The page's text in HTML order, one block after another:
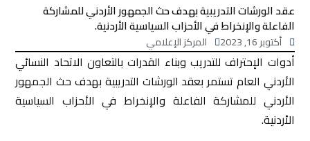
عقد الورشات التدريبية بهدف حث الجمهور الأردني للمشاركة
الفاعلة والإنخراط في الأحزاب السياسية الأردنية.
أكتوبر 16, 2023 المركز الإعلامي
أدوات الإحتراف للتدريب وبناء القدرات بالتعاون الاتحاد النسائي
الأردني العام تستمر بعقد الورشات التدريبية بهدف حث الجمهور
الأردني للمشاركة الفاعلة والإنخراط في الأحزاب السياسية
الأردنية.